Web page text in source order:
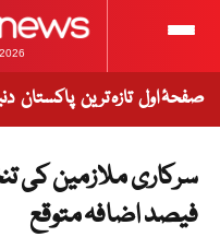
صفحۂ اول تازہ ترین پاکستان
فیصد اضافہ متوقع